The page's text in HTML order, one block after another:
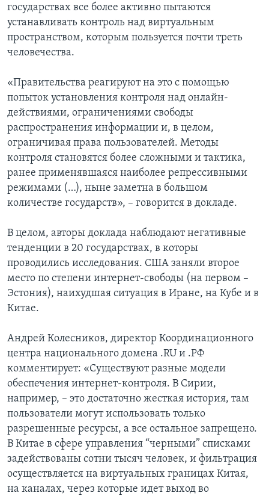
государствах все более активно пытаются
устанавливать контроль над виртуальным
пространством, которым пользуется почти треть
человечества.
«Правительства реагируют на это с помощью
попыток установления контроля над онлайн-
действиями, ограничениями свободы
распространения информации и, в целом,
ограничивая права пользователей. Методы
контроля становятся более сложными и тактика,
ранее применявшаяся наиболее репрессивными
режимами (…), ныне заметна в большом
количестве государств», – говорится в докладе.
В целом, авторы доклада наблюдают негативные
тенденции в 20 государствах, в которы
проводились исследования. США заняли второе
место по степени интернет-свободы (на первом –
Эстония), наихудшая ситуация в Иране, на Кубе и в
Китае.
Андрей Колесников, директор Координационного
центра национального домена .RU и .РФ
комментирует: «Существуют разные модели
обеспечения интернет-контроля. В Сирии,
например, – это достаточно жесткая история, там
пользователи могут использовать только
разрешенные ресурсы, а все остальное запрещено.
В Китае в сфере управления “черными” списками
задействованы сотни тысяч человек, и фильтрация
осуществляется на виртуальных границах Китая,
на каналах, через которые идет выход во